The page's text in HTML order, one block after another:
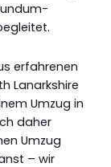
erfahrenen
Lanarkshire
Umzug in
daher
Umzug
– wir